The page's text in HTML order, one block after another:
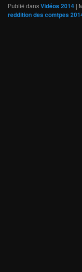
Publié dansVidéos 2014 |
reddition des comtpes